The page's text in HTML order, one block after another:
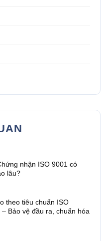
nhận ISO 9001 có
lâu?
theo tiêu chuẩn ISO
Bảo vệ đầu ra, chuẩn hóa